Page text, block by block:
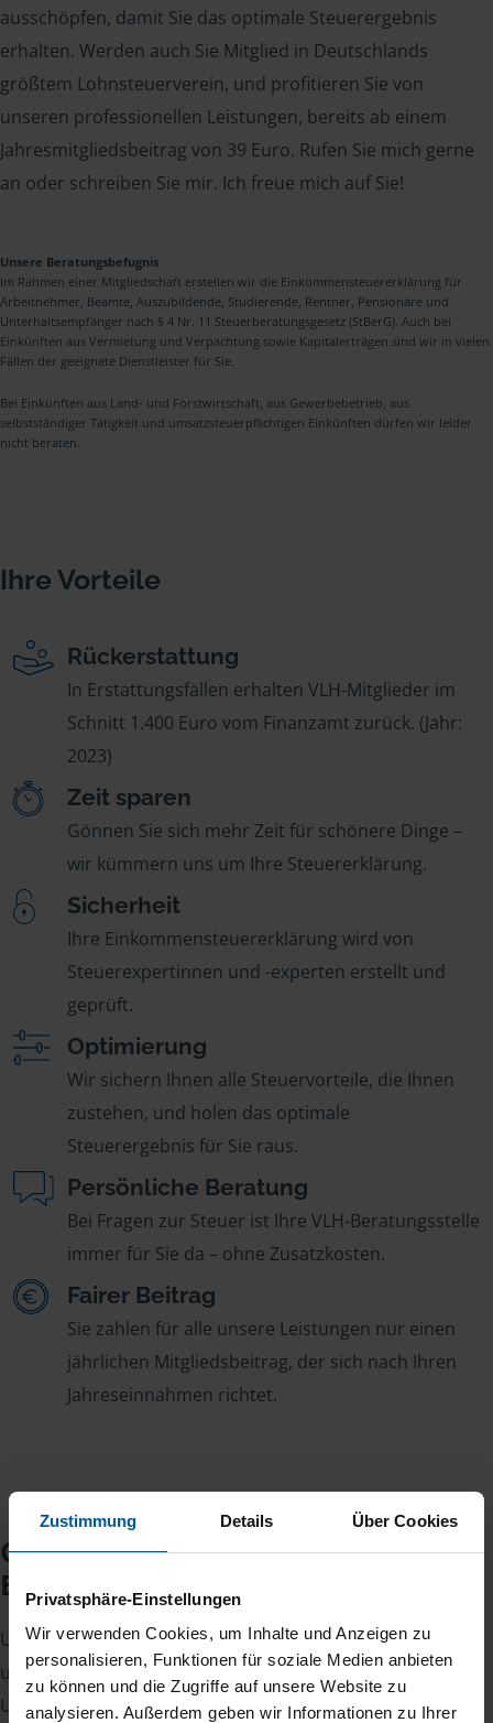
Zustimmung Details Über Cookies
Privatsphäre-Einstellungen
Wir verwenden Cookies, um Inhalte und Anzeigen zu
personalisieren, Funktionen für soziale Medien anbieten
zu können und die Zugriffe auf unsere Website zu
analysieren. Außerdem geben wir Informationen zu Ihrer
ausschöpfen, damit Sie das optimale Steuerergebnis
erhalten. Werden auch Sie Mitglied in Deutschlands
größtem Lohnsteuerverein, und profitieren Sie von
unseren professionellen Leistungen, bereits ab einem
Jahresmitgliedsbeitrag von 39 Euro. Rufen Sie mich gerne
an oder schreiben Sie mir. Ich freue mich auf Sie!
Unsere Beratungsbefugnis
Im Rahmen einer Mitgliedschaft erstellen wir die Einkommensteuererklärung für
Arbeitnehmer, Beamte, Auszubildende, Studierende, Rentner, Pensionäre und
Unterhaltsempfänger nach § 4 Nr. 11 Steuerberatungsgesetz (StBerG). Auch bei
Einkünften aus Vermietung und Verpachtung sowie Kapitalerträgen sind wir in vielen
Fällen der geeignete Dienstleister für Sie.
Bei Einkünften aus Land- und Forstwirtschaft, aus Gewerbebetrieb, aus
selbstständiger Tätigkeit und umsatzsteuerpflichtigen Einkünften dürfen wir leider
nicht beraten.
Ihre Vorteile
Rückerstattung
In Erstattungsfällen erhalten VLH-Mitglieder im
Schnitt 1.400 Euro vom Finanzamt zurück. (Jahr:
2023)
Zeit sparen
Gönnen Sie sich mehr Zeit für schönere Dinge –
wir kümmern uns um Ihre Steuererklärung.
Sicherheit
Ihre Einkommensteuererklärung wird von
Steuerexpertinnen und -experten erstellt und
geprüft.
Optimierung
Wir sichern Ihnen alle Steuervorteile, die Ihnen
zustehen, und holen das optimale
Steuerergebnis für Sie raus.
Persönliche Beratung
Bei Fragen zur Steuer ist Ihre VLH-Beratungsstelle
immer für Sie da – ohne Zusatzkosten.
Fairer Beitrag
Sie zahlen für alle unsere Leistungen nur einen
jährlichen Mitgliedsbeitrag, der sich nach Ihren
Jahreseinnahmen richtet.
Checkliste für Ihr
Beratungsgespräch
Um Ihre Steuererklärung erstellen zu können, benötigen
unsere Beraterinnen und Berater eine Reihe von
Unterlagen von Ihnen. Dazu gehört beispielsweise die